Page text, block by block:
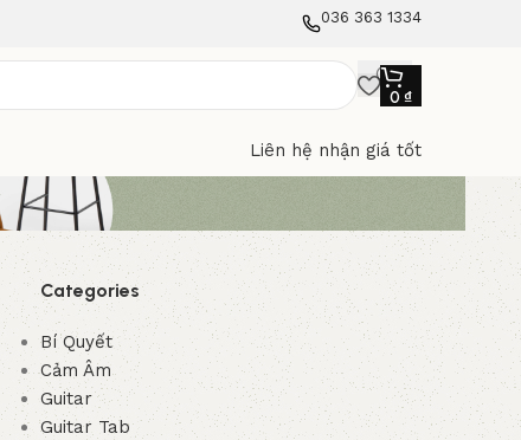
036 363 1334
0 ₫
Liên hệ nhận giá tốt
Categories
Bí Quyết
Cảm Âm
Guitar
Guitar Tab